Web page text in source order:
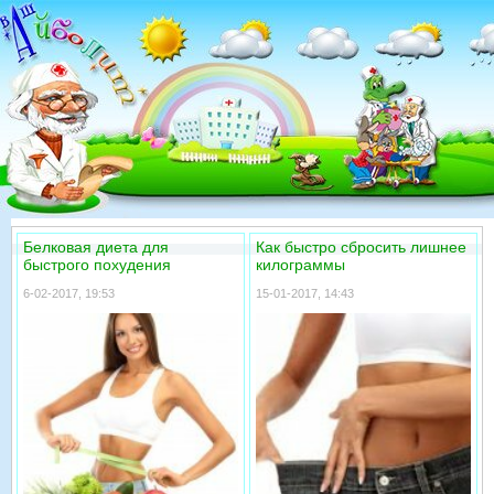
Белковая диета для
быстрого похудения
6-02-2017, 19:53
Как быстро сбросить лишнее
килограммы
15-01-2017, 14:43